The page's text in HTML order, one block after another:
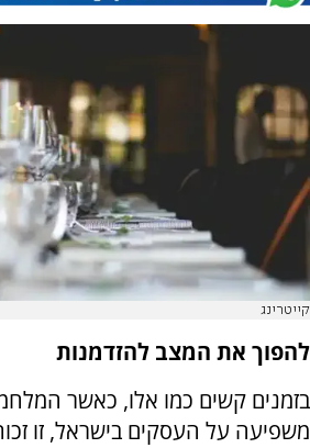
קייטרינג
להפוך את המצב להזדמנות
בזמנים קשים כמו אלו, כאשר
משפיעה על העסקים בישראל, זו